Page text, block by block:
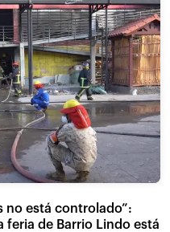
no está controlado”:
feria de Barrio Lindo está